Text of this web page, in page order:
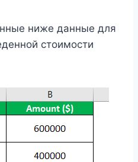
ниже данные для
стоимости